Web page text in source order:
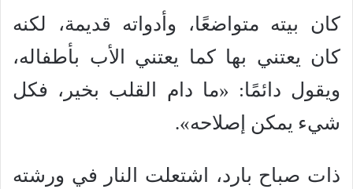
كان بيته متواضعًا، وأدواته قديمة، لكنه
كان يعتني بها كما يعتني الأب بأطفاله،
ويقول دائمًا: «ما دام القلب بخير، فكل
شيء يمكن إصلاحه».
ذات صباح بارد، اشتعلت النار في ورشته